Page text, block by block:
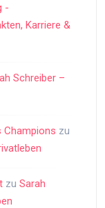
-
Karriere &
Schreiber –
Champions zu
zu Sarah